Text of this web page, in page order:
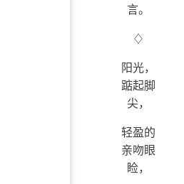
言。
♢
阳光，
踮起脚
尖，
轻盈的
亲吻眼
睑，